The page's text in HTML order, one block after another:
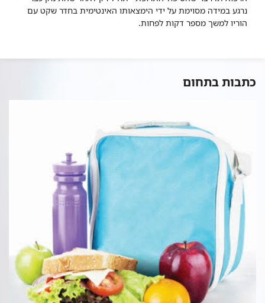
נרגע במידה מסוימת על ידי הימצאותו האינטימית בחדר שקט עם
הוריו למשך מספר דקות לפחות.
כתבות בתחום